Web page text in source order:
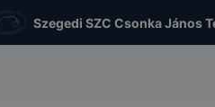
Szegedi SZC Csonka János